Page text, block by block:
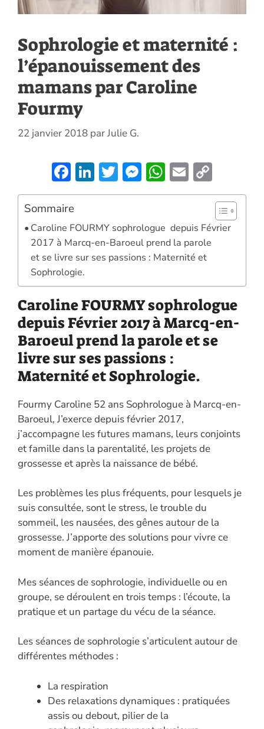
Sophrologie et maternité :
l’épanouissement des
mamans par Caroline
Fourmy
22 janvier 2018 parJulie G.
F
ac
b
o
o
k
Li
n
e
dI
n
T
w
er
M
es
n
g
er
W
h
s
A
p
p
E
m
l
o
p
y
k
Sommaire
Caroline FOURMY sophrologue depuis Février
2017 à Marcq-en-Baroeul prend la parole
et se livre sur ses passions : Maternité et
Sophrologie.
Caroline FOURMY sophrologue
depuis Février 2017 à Marcq-en-
Baroeul prend la parole et se
livre sur ses passions :
Maternité et Sophrologie.
Fourmy Caroline 52 ans Sophrologue à Marcq-en-
Baroeul, J’exerce depuis février 2017,
j’accompagne les futures mamans, leurs conjoints
et famille dans la parentalité, les projets de
grossesse et après la naissance de bébé.
Les problèmes les plus fréquents, pour lesquels je
suis consultée, sont le stress, le trouble du
sommeil, les nausées, des gênes autour de la
grossesse. J’apporte des solutions pour vivre ce
moment de manière épanouie.
Mes séances de sophrologie, individuelle ou en
groupe, se déroulent en trois temps : l’écoute, la
pratique et un partage du vécu de la séance.
Les séances de sophrologie s’articulent autour de
différentes méthodes :
La respiration
Des relaxations dynamiques : pratiquées
assis ou debout, pilier de la